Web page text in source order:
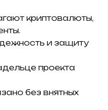
криптовалюты,
и защиту
проекта
без внятных